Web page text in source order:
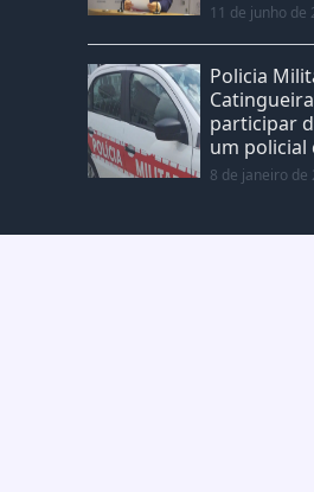
11 de junho de
Policia
participar
um policial
8 de janeiro de